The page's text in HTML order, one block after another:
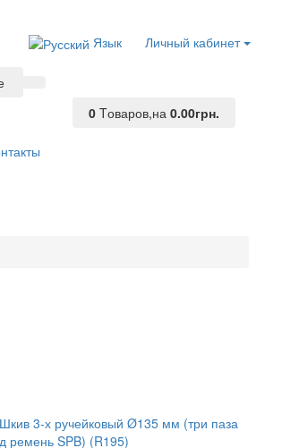
Личный кабинет
Язык
0 Tоваров,на0.00грн.